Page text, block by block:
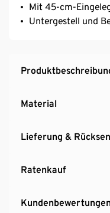
Mit 45-cm-
Untergestell und
Material
Lieferung &
Ratenkauf